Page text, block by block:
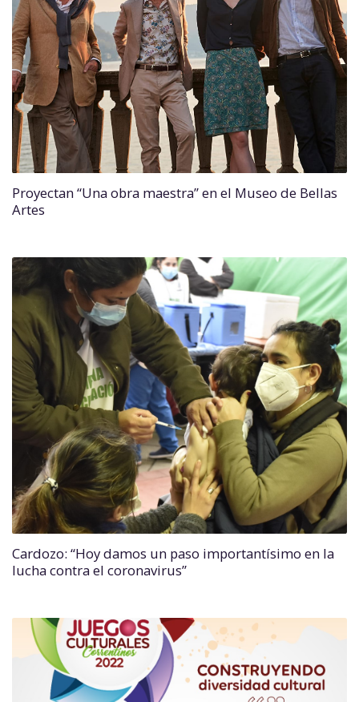
Proyectan “Una obra maestra” en el Museo de Bellas
Artes
Cardozo: “Hoy damos un paso importantísimo en la
lucha contra el coronavirus”